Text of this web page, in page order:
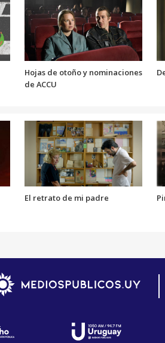
Hojas de otoño y nominaciones
de ACCU
El retrato de mi padre